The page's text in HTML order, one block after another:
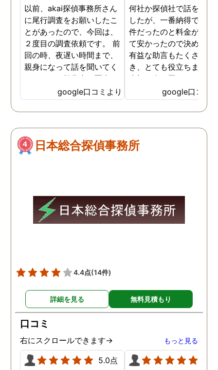
以前、akai探偵事務所さん
に尾行調査をお願いしたこ
とがあったので、今回は、
２度目の調査依頼です。 前
回の時、夜遅い時間まで、
親身になって話を聞いてく
れたのと、報告書の写真
が、場所が悪かったのに、
とても鮮明に写っていたの
で、再度、調査をお願いさ
度、自分でも行動パターン
の把握をしていましたが、
ズでした。 とくに、急なお
願いの時に人員を手配して
頂き、ホテルからの証拠を
後の事についてアドバイス
を頂いて、とても信頼出来
る探偵事務所さんだと、あ
らためて思いました。 事務
所の皆様にお世話になった
ので、クチコミの方書かせ
ていただきます。ありがと
うございました。
google口コミより
何社か探偵社で話を聞き
したが、一番納得できる
件だったのと料金が比較
て安かったので決めまし
有益な助言もたくさん頂
き、とても役立ちました
大切な人が困っていたら
番に紹介したいと思える
偵事務所です
google口コミ
日本総合探偵事務所
4.4点(14件)
詳細を見る 無料見積もり
口コミ
右にスクロールできます→ もっと見る
5.0点